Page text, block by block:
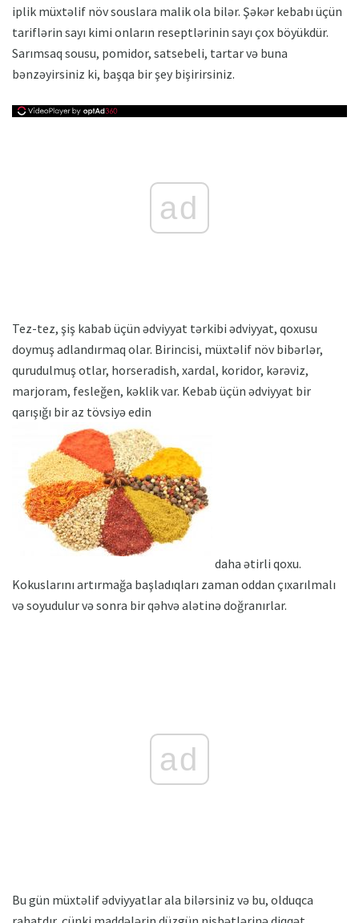
iplik müxtəlif növ souslara malik ola bilər. Şəkər kebabı üçün
tariflərin sayı kimi onların reseptlərinin sayı çox böyükdür.
Sarımsaq sousu, pomidor, satsebeli, tartar və buna
bənzəyirsiniz ki, başqa bir şey bişirirsiniz.
ad
Tez-tez, şiş kabab üçün ədviyyat tərkibi ədviyyat, qoxusu
doymuş adlandırmaq olar. Birincisi, müxtəlif növ bibərlər,
qurudulmuş otlar, horseradish, xardal, koridor, kərəviz,
marjoram, fesleğen, kəklik var. Kebab üçün ədviyyat bir
qarışığı bir az tövsiyə edin
daha ətirli qoxu.
Kokuslarını artırmağa başladıqları zaman oddan çıxarılmalı
və soyudulur və sonra bir qəhvə alətinə doğranırlar.
ad
Bu gün müxtəlif ədviyyatlar ala bilərsiniz və bu, olduqca